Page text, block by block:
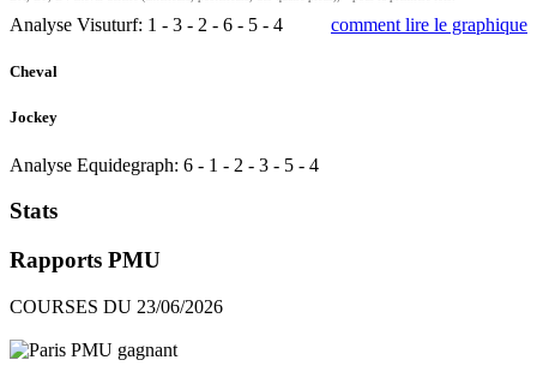
Analyse Visuturf: 1 - 3 - 2 - 6 - 5 - 4 comment lire le graphique
Cheval
Jockey
Analyse Equidegraph: 6 - 1 - 2 - 3 - 5 - 4
Stats
Rapports PMU
COURSES DU 23/06/2026